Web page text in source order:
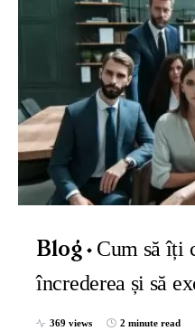
Blog
Cum să îți
încrederea și să
369 views 2 minute read